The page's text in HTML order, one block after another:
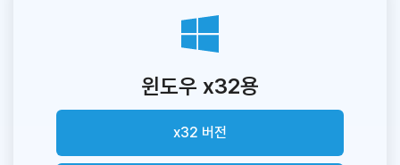
윈도우 x32용
x32 버전